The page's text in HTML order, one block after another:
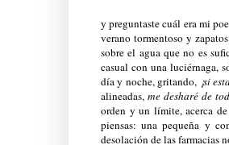
y preguntaste cuál era mi
verano tormentoso y
sobre el agua que no es
casual con una luciérnaga,
día y noche, gritando, ¡si
alineadas,me desharé de
orden y un límite, acerca
piensas: una pequeña y
desolación de las farmacias